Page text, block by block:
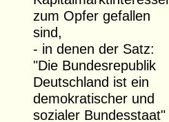
zum Opfer gefallen
sind,
- in denen der Satz:
"Die Bundesrepublik
Deutschland ist ein
demokratischer und
sozialer Bundesstaat"